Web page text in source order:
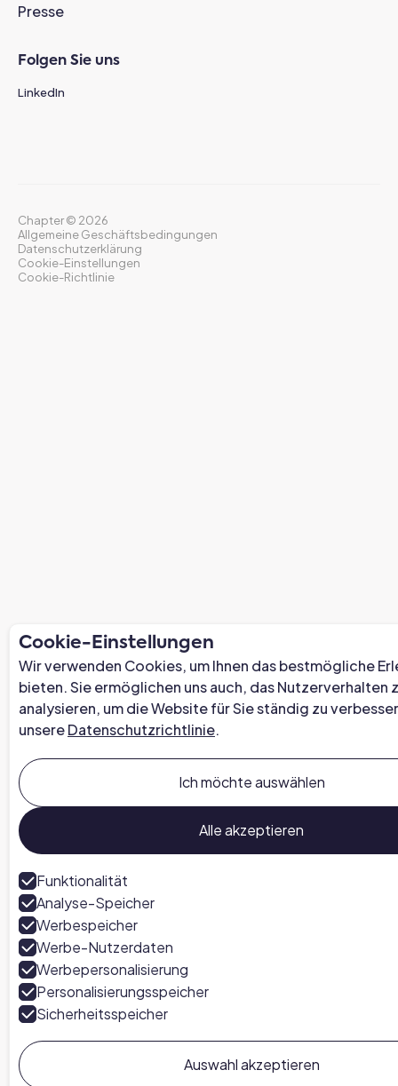
Presse
Folgen Sie uns
LinkedIn
Chapter © 2026
Allgemeine Geschäftsbedingungen
Datenschutzerklärung
Cookie-Einstellungen
Cookie-Richtlinie
Cookie-Einstellungen
Wir verwenden Cookies, um Ihnen das bestmögliche
bieten. Sie ermöglichen uns auch, das Nutzerverhalten
analysieren, um die Website für Sie ständig zu
unsereDatenschutzrichtlinie.
Ich möchte auswählen
Alle akzeptieren
Funktionalität
Analyse-Speicher
Werbespeicher
Werbe-Nutzerdaten
Werbepersonalisierung
Personalisierungsspeicher
Sicherheitsspeicher
Auswahl akzeptieren